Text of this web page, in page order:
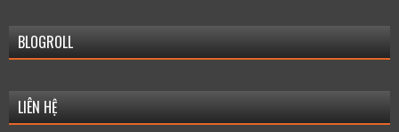
BLOGROLL
LIÊN HỆ